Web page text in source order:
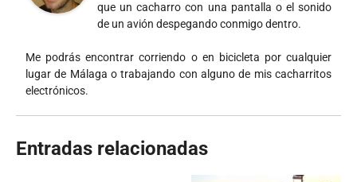
que un cacharro con una pantalla o el sonido
de un avión despegando conmigo dentro.
Me podrás encontrar corriendo o en bicicleta por cualquier
lugar de Málaga o trabajando con alguno de mis cacharritos
electrónicos.
Entradas relacionadas